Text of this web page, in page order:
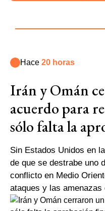
Hace 20 horas
Irán y Omán
acuerdo para
sólo falta la
Sin Estados Unidos en
de que se destrabe uno
conflicto en Medio
ataques y las